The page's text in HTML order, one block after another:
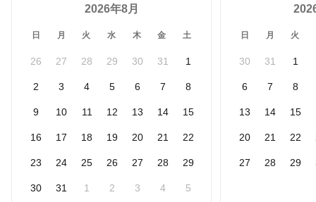
2026年8月
日 月 火 水 木 金 土
26 27 28 29 30 31 1
2 3 4 5 6 7 8
9 10 11 12 13 14 15
16 17 18 19 20 21 22
23 24 25 26 27 28 29
30 31 1 2 3 4 5
日 月 火
30 31 1
6 7 8
13 14 15
20 21 22
27 28 29